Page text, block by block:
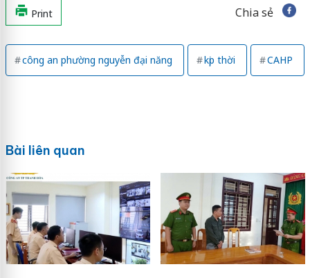
Print Chia sẻ
công an phường nguyễn đại năng kịp thời CAHP
Bài liên quan